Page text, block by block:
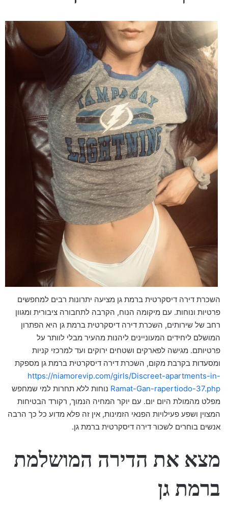
השכרת דירה דיסקרטית ברמת גן מציעה יתרונות רבים למחפשים
פרטיות ונוחות. עם מיקומה הנוח, הקרבה לתחבורה ציבורית ומגוון
רחב של שירותים, השכרת דירה דיסקרטית ברמת גן היא הפתרון
המושלם ליחידים המעוניינים ליהנות מהעיר מבלי לוותר על
פרטיותם. מגישה לפארקים ושטחים ירוקים ועד למרכזי קניות
ומסעדות בקרבת מקום, השכרת דירה דיסקרטית ברמת גן מספקת
https://niamorevip.com/girls/Discreet-apartments-in-
Ramat-Gan-rapertiodo-37.php נוחות ללא תחרות למי שמחפש
מפלט מהמולת היום יום. עם יוקר המחיה הנמוך, רקורד הבטיחות
המצוין ושפע פעילויות הפנאי הזמינות, אין זה פלא מדוע כל כך הרבה
אנשים בוחרים לשכור דירה דיסקרטית ברמת גן.
מצא את הדירה המושלמת
ברמת גן